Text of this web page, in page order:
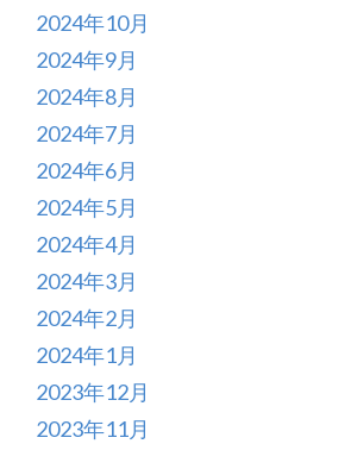
2024年10月
2024年9月
2024年8月
2024年7月
2024年6月
2024年5月
2024年4月
2024年3月
2024年2月
2024年1月
2023年12月
2023年11月